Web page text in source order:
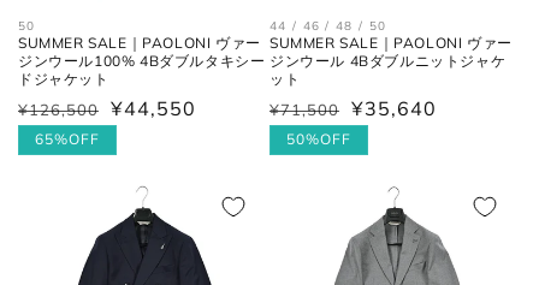
50
SUMMER SALE｜PAOLONI ヴァー
ジンウール100% 4Bダブルタキシー
ドジャケット
通
常
¥126,500
セ
ー
¥44,550
65%OFF
44 / 46 / 48 / 50
SUMMER SALE｜PAOLONI ヴァー
ジンウール 4Bダブルニットジャケ
ット
通
常
¥71,500
セ
ー
¥35,640
50%OFF